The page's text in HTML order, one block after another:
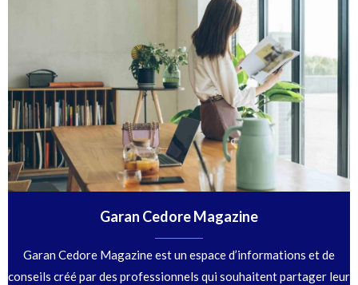
Garan Cedore Magazine
Garan Cedore Magazine est un espace d’informations et de
conseils créé par des professionnels qui souhaitent partager leur